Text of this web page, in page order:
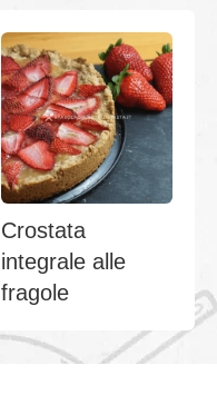
Crostata
integrale alle
fragole